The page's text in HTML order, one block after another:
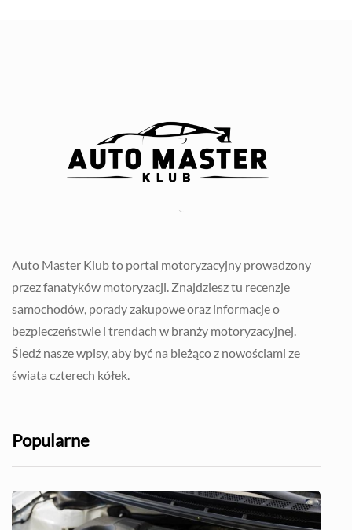
Auto Master Klub to portal motoryzacyjny prowadzony
przez fanatyków motoryzacji. Znajdziesz tu recenzje
samochodów, porady zakupowe oraz informacje o
bezpieczeństwie i trendach w branży motoryzacyjnej.
Śledź nasze wpisy, aby być na bieżąco z nowościami ze
świata czterech kółek.
Popularne